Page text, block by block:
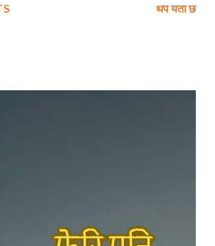
नी त । मेरो जवाफ सुनेपछि त्यो ठिटोले कपाल
साथीसँग भेट नभएपछि कामको खोजीमा
थप यता छ